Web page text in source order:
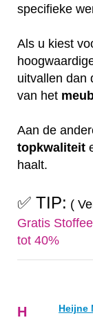
specifieke
Als u kiest
uitvallen dan
van het
Aan de
topkwaliteit
haalt.
✅ TIP: (
Gratis
tot 40%
H Heijne